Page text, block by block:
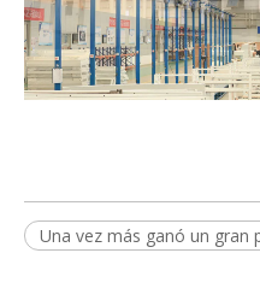
Una vez más ganó un gran